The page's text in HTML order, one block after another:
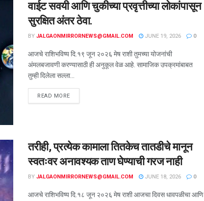
वाईट सवयी आणि चुकीच्या प्रवृत्तीच्या लोकांपासून
सुरक्षित अंतर ठेवा.
BY JALGAONMIRRORNEWS@GMAIL.COM JUNE 19, 2026 0
आजचे राशिभविष्य दि.१९ जून २०२६ मेष राशी तुमच्या योजनांची
अंमलबजावणी करण्यासाठी ही अनुकूल वेळ आहे. सामाजिक उपक्रमांबाबत
तुम्ही दिलेला सल्ला...
READ MORE
तरीही, प्रत्येक कामाला तितकेच तातडीचे मानून
स्वतःवर अनावश्यक ताण घेण्याची गरज नाही
BY JALGAONMIRRORNEWS@GMAIL.COM JUNE 18, 2026 0
आजचे राशिभविष्य दि.१८ जून २०२६ मेष राशी आजचा दिवस धावपळीचा आणि